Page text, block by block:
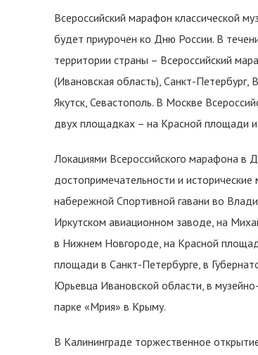
Всероссийский марафон классической
будет приурочен ко Дню России. В
территории страны – Всероссийский
(Ивановская область), Санкт-Петербург,
Якутск, Севастополь. В Москве
двух площадках – на Красной площади
Локациями Всероссийского марафона в
достопримечательности и
набережной Спортивной гавани во
Иркутском авиационном заводе, на
в Нижнем Новгороде, на Красной
площади в Санкт-Петербурге, в
Юрьевца Ивановской области, в
парке «Мрия» в Крыму.
В Калининграде торжественное